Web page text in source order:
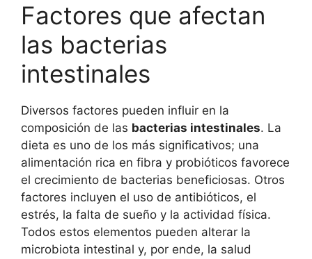
Factores que afectan
las bacterias
intestinales
Diversos factores pueden influir en la
composición de las bacterias intestinales. La
dieta es uno de los más significativos; una
alimentación rica en fibra y probióticos favorece
el crecimiento de bacterias beneficiosas. Otros
factores incluyen el uso de antibióticos, el
estrés, la falta de sueño y la actividad física.
Todos estos elementos pueden alterar la
microbiota intestinal y, por ende, la salud